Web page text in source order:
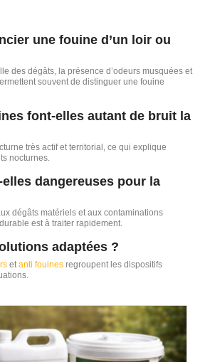
une fouine d’un loir ou
des dégâts, la présence d’odeurs musquées et
souvent de distinguer une fouine
font-elles autant de bruit la
très actif et territorial, ce qui explique
nocturnes.
dangereuses pour la
dégâts matériels et aux contaminations
est à traiter rapidement.
adaptées ?
etanti fouines regroupent les dispositifs